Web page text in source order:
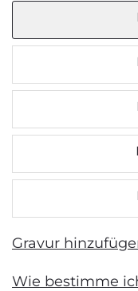
Gravur
Wie bestimme